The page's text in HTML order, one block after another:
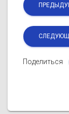
Поделиться